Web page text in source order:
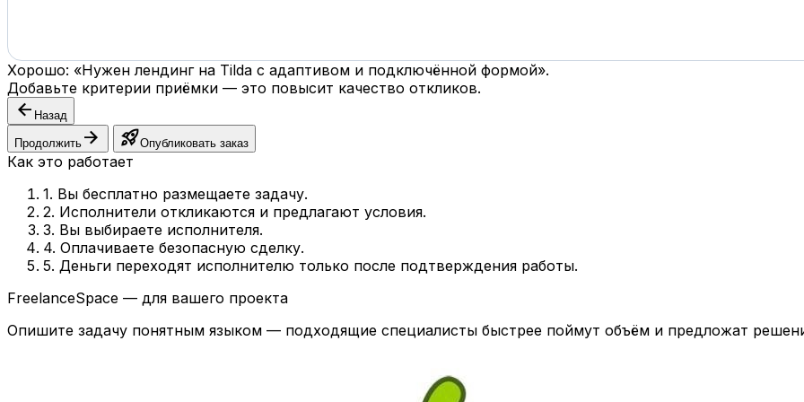
Хорошо: «Нужен лендинг на Tilda с адаптивом и подключённой формой».
Добавьте критерии приёмки — это повысит качество откликов.
arrow_back Назад
Продолжить arrow_forward rocket_launchОпубликовать заказ
Как это работает
1. Вы бесплатно размещаете задачу.
2. Исполнители откликаются и предлагают условия.
3. Вы выбираете исполнителя.
4. Оплачиваете безопасную сделку.
5. Деньги переходят исполнителю только после подтверждения работы.
FreelanceSpace — для вашего проекта
Опишите задачу понятным языком — подходящие специалисты быстрее поймут объём и предложат